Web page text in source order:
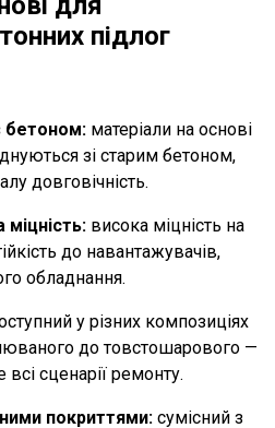
підлог
бетоном: матеріали на основі
зі старим бетоном,
довговічність.
міцність: висока міцність на
до навантажувачів,
обладнання.
у різних композиціях
до товстошарового —
сценарії ремонту.
покриттями: сумісний з